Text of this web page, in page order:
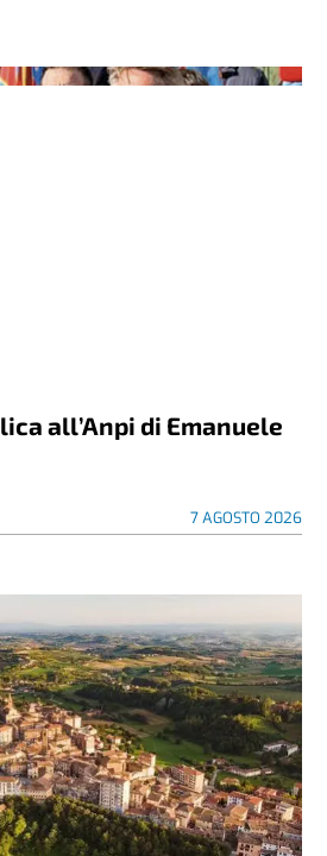
all’Anpi di Emanuele
7 AGOSTO 2026